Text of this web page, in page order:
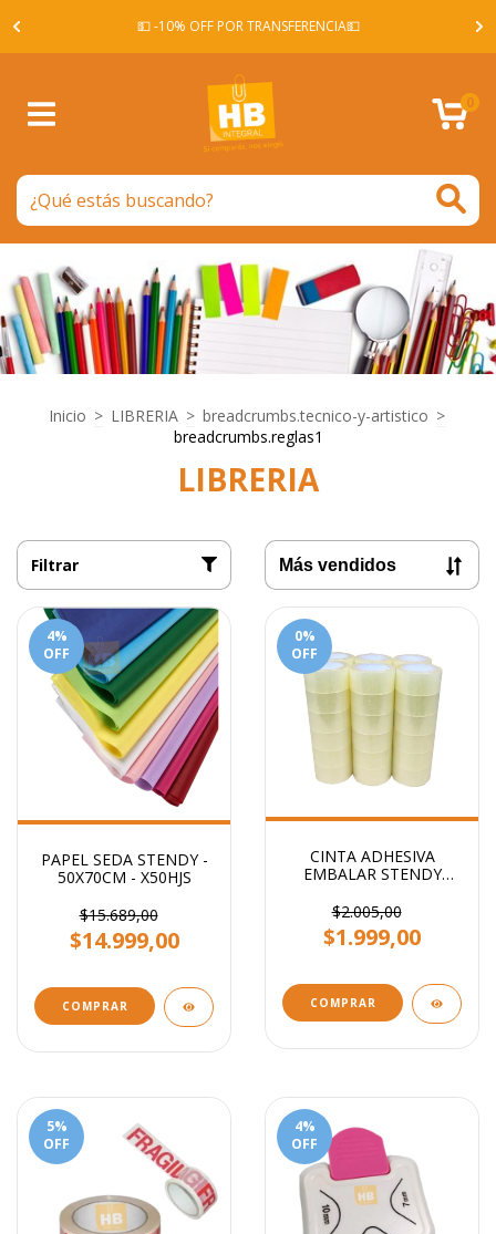
💵 -10% OFF POR TRANSFERENCIA💵
0
Inicio > LIBRERIA > breadcrumbs.tecnico-y-artistico >
breadcrumbs.reglas1
LIBRERIA
Filtrar
4%
OFF
PAPEL SEDA STENDY -
50X70CM - X50HJS
$15.689,00
$14.999,00
COMPRAR
0%
OFF
CINTA ADHESIVA
EMBALAR STENDY
$2.005,00
$1.999,00
COMPRAR
5%
OFF
4%
OFF